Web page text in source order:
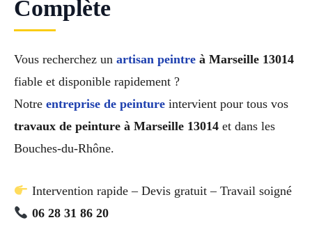
Complète
Vous recherchez un artisan peintre à Marseille 13014
fiable et disponible rapidement ?
Notre entreprise de peinture intervient pour tous vos
travaux de peinture à Marseille 13014 et dans les
Bouches-du-Rhône.
Intervention rapide – Devis gratuit – Travail soigné
06 28 31 86 20